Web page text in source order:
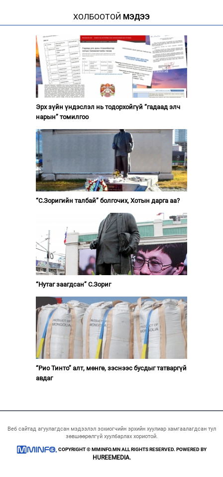
ХОЛБООТОЙ МЭДЭЭ
Эрх зүйн үндэслэл нь тодорхойгүй “гадаад элч
нарын” томилгоо
“С.Зоригийн талбай” болгочих, Хотын дарга аа?
“Нутаг заагдсан” С.Зориг
“Рио Тинто” алт, мөнгө, зэснээс бусдыг татваргүй
авдаг
Веб сайтад агуулагдсан мэдээлэл зохиогчийн эрхийн хуулиар хамгаалагдсан тул
зөвшөөрөлгүй хуулбарлах хориотой.
COPYRIGHT © MMINFO.MN ALL RIGHTS RESERVED. POWERED BY
HUREEMEDIA.